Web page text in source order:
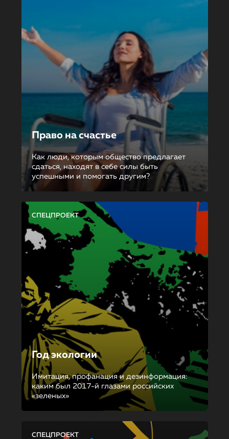
Право на счастье
Как люди, которым общество предлагает
сдаться, находят в себе силы быть
успешными и помогать другим?
СПЕЦПРОЕКТ
Год экологии
Имитация, профанация и дезинформация:
каким был 2017-й глазами российских
«зеленых»
СПЕЦПРОЕКТ